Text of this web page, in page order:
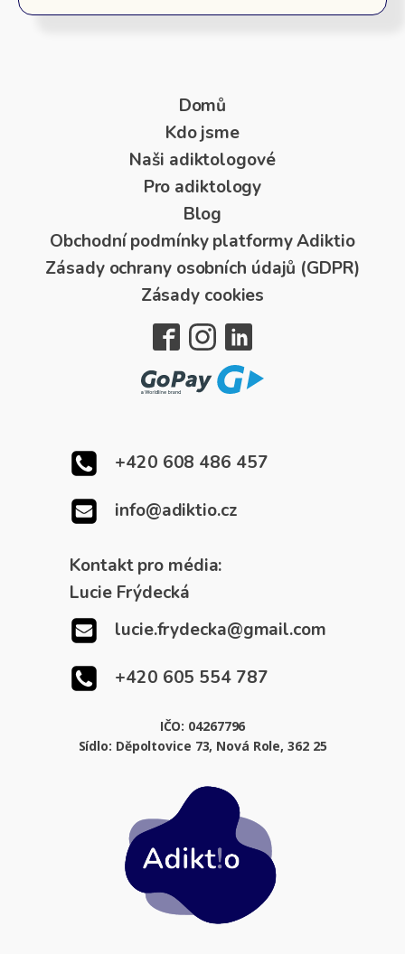
+420 608 486 457
info@adiktio.cz
Kontakt pro média:
Lucie Frýdecká
lucie.frydecka@gmail.com
+420 605 554 787
IČO: 04267796
Sídlo: Děpoltovice 73, Nová Role, 362 25
Domů
Kdo jsme
Naši adiktologové
Pro adiktology
Blog
Obchodní podmínky platformy Adiktio
Zásady ochrany osobních údajů (GDPR)
Zásady cookies